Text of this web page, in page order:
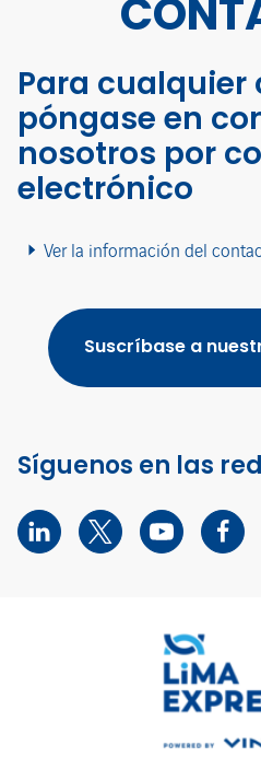
Para cualquier
póngase en
nosotros por
electrónico
Ver la información del
Suscríbase a
Síguenos en las